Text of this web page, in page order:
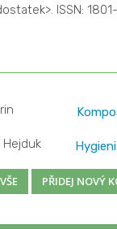
ISSN:
Hejduk